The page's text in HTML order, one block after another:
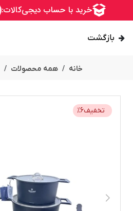
بازگشت
خانه همه محصولات
تخفیف %6